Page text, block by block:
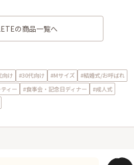
の商品一覧へ
向け #30代向け #Mサイズ
#結婚式/お呼ばれ
ィー #食事会・記念日ディナー
#成人式